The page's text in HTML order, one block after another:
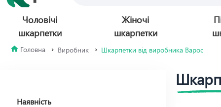
Чоловічі
шкарпетки
Жіночі
шкарпетки
Виробник Шкарпетки від виробника Варос
Наявність